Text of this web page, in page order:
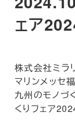
ェア
株式会社ミラ
マリンメッセ
九州のモノづ
くりフェア